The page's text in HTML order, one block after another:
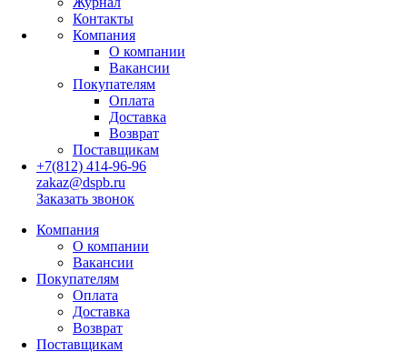
Контакты
Компания
О компании
Вакансии
Покупателям
Оплата
Доставка
Возврат
Поставщикам
+7(812) 414-96-96
zakaz@dspb.ru
Заказать звонок
Компания
О компании
Вакансии
Покупателям
Оплата
Доставка
Возврат
Поставщикам